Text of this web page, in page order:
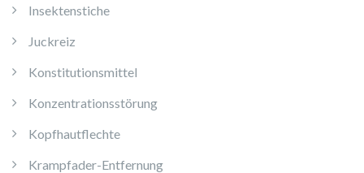
Insektenstiche
Juckreiz
Konstitutionsmittel
Konzentrationsstörung
Kopfhautflechte
Krampfader-Entfernung